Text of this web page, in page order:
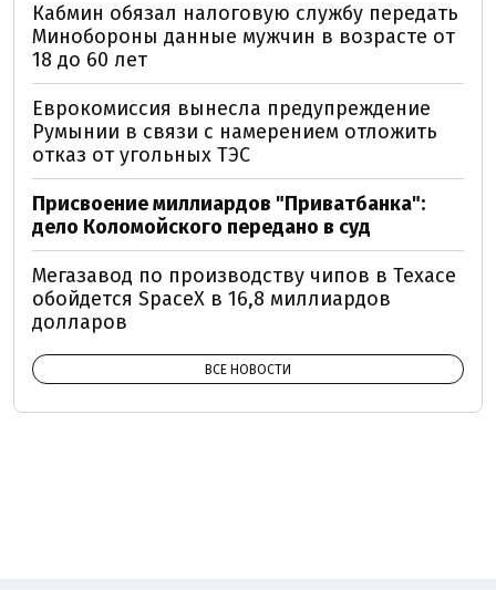
Кабмин обязал налоговую службу передать
Минобороны данные мужчин в возрасте от
18 до 60 лет
Еврокомиссия вынесла предупреждение
Румынии в связи с намерением отложить
отказ от угольных ТЭС
Присвоение миллиардов "Приватбанка":
дело Коломойского передано в суд
Мегазавод по производству чипов в Техасе
обойдется SpaceX в 16,8 миллиардов
долларов
ВСЕ НОВОСТИ